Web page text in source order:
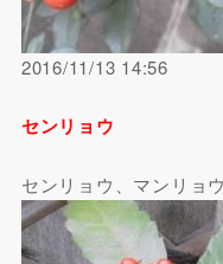
2016/11/13 14:56
センリョウ
センリョウ、マンリョ